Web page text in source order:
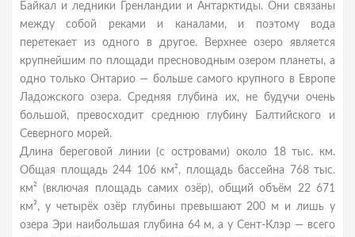
Байкал и ледники Гренландии и Антарктиды. Они связаны
между собой реками и каналами, и поэтому вода
перетекает из одного в другое. Верхнее озеро является
крупнейшим по площади пресноводным озером планеты, а
одно только Онтарио — больше самого крупного в Европе
Ладожского озера. Средняя глубина их, не будучи очень
большой, превосходит среднюю глубину Балтийского и
Северного морей.
Длина береговой линии (с островами) около 18 тыс. км.
Общая площадь 244 106 км², площадь бассейна 768 тыс.
км² (включая площадь самих озёр), общий объём 22 671
км³, у четырёх озёр глубины превышают 200 м и лишь у
озера Эри наибольшая глубина 64 м, а у Сент-Клэр — всего